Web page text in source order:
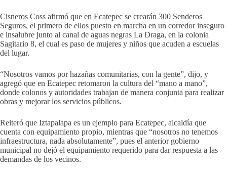
Cisneros Coss afirmó que en Ecatepec se crearán 300 Senderos
Seguros, el primero de ellos puesto en marcha en un corredor inseguro
e insalubre junto al canal de aguas negras La Draga, en la colonia
Sagitario 8, el cual es paso de mujeres y niños que acuden a escuelas
del lugar.
“Nosotros vamos por hazañas comunitarias, con la gente”, dijo, y
agregó que en Ecatepec retomaron la cultura del “mano a mano”,
donde colonos y autoridades trabajan de manera conjunta para realizar
obras y mejorar los servicios públicos.
Reiteró que Iztapalapa es un ejemplo para Ecatepec, alcaldía que
cuenta con equipamiento propio, mientras que “nosotros no tenemos
infraestructura, nada absolutamente”, pues el anterior gobierno
municipal no dejó el equipamiento requerido para dar respuesta a las
demandas de los vecinos.